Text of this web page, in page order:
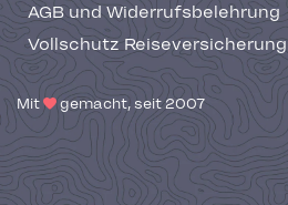
AGB und Widerrufsbelehrung
Vollschutz Reiseversicherung
Mit gemacht, seit 2007